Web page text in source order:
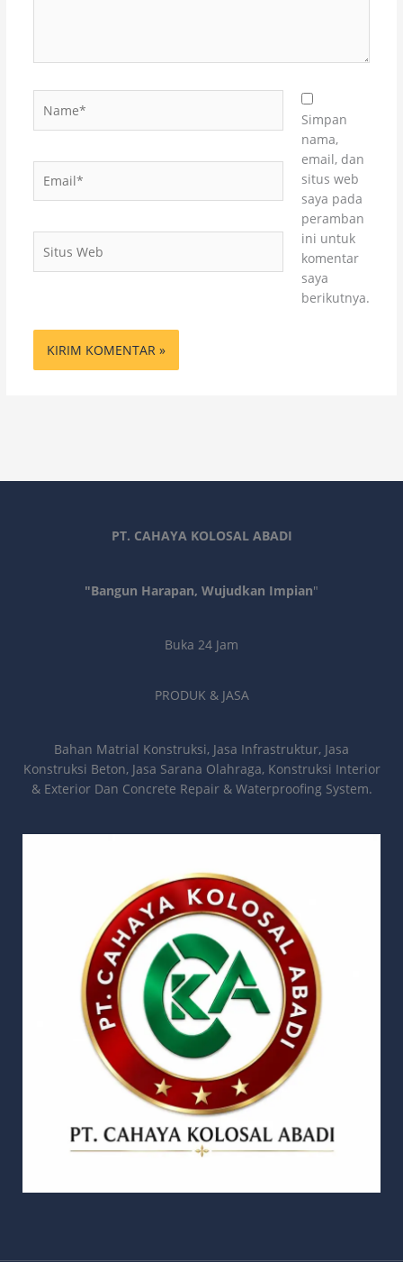
Web
Simpan
nama,
email, dan
situs web
saya pada
peramban
ini untuk
komentar
saya
berikutnya.
PT. CAHAYA KOLOSAL ABADI
"Bangun Harapan, Wujudkan Impian"
Buka 24 Jam
PRODUK & JASA
Bahan Matrial Konstruksi, Jasa Infrastruktur, Jasa
Konstruksi Beton, Jasa Sarana Olahraga, Konstruksi Interior
& Exterior Dan Concrete Repair & Waterproofing System.